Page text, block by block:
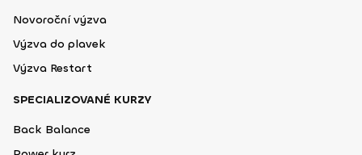
Novoroční výzva
Výzva do plavek
Výzva Restart
SPECIALIZOVANÉ KURZY
Back Balance